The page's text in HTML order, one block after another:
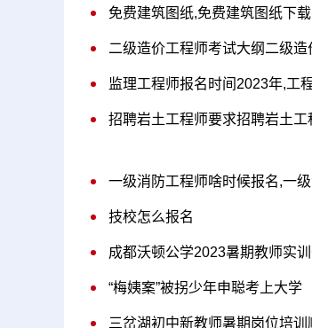
免费建筑图纸,免费建筑图纸下
二级造价工程师考试大纲二级
监理工程师报名时间2023年,工
招聘岩土工程师要求招聘岩土工
一级消防工程师啥时候报名,一
技校怎么报名
成都沃顿公学2023暑期教师实
“梅姨案”被拐少年申聪考上大学
三岔湖初中新教师暑期岗位培训